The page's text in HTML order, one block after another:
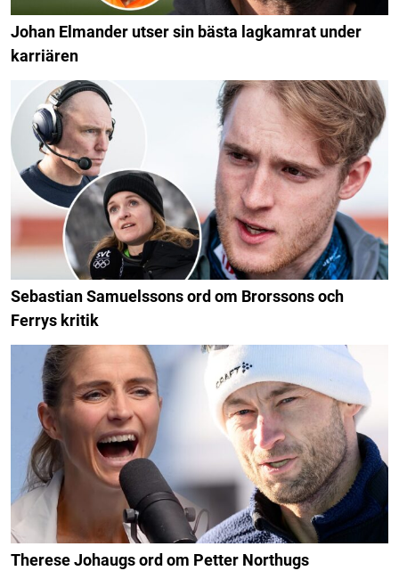
Johan Elmander utser sin bästa lagkamrat under
karriären
Sebastian Samuelssons ord om Brorssons och
Ferrys kritik
Therese Johaugs ord om Petter Northugs